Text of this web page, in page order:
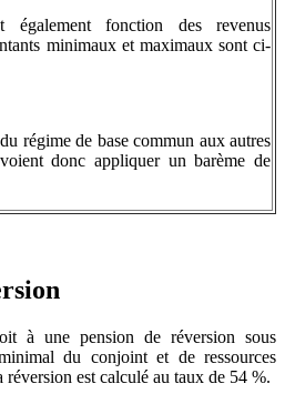
fonction des revenus
minimaux et maximaux sont ci-
régime de base commun aux autres
donc appliquer un barème de
à une pension de réversion sous
du conjoint et de ressources
réversion est calculé au taux de 54 %.